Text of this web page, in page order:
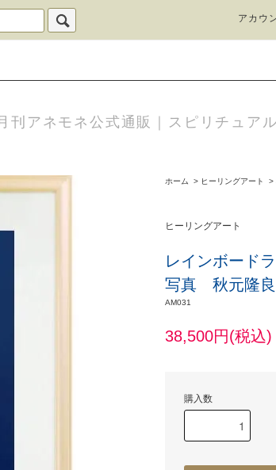
アカウ
刊アネモネ公式通販｜スピリチュア
ホーム > ヒーリングアート >
ヒーリングアート
レインボード
写真 秋元隆良
AM031
38,500円(税込)
購入数